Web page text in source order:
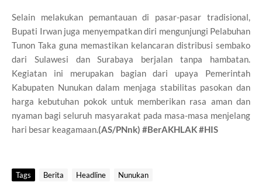
Selain melakukan pemantauan di pasar-pasar tradisional,
Bupati Irwan juga menyempatkan diri mengunjungi Pelabuhan
Tunon Taka guna memastikan kelancaran distribusi sembako
dari Sulawesi dan Surabaya berjalan tanpa hambatan.
Kegiatan ini merupakan bagian dari upaya Pemerintah
Kabupaten Nunukan dalam menjaga stabilitas pasokan dan
harga kebutuhan pokok untuk memberikan rasa aman dan
nyaman bagi seluruh masyarakat pada masa-masa menjelang
hari besar keagamaan.(AS/PNnk) #BerAKHLAK #HIS
Tags Berita Headline Nunukan